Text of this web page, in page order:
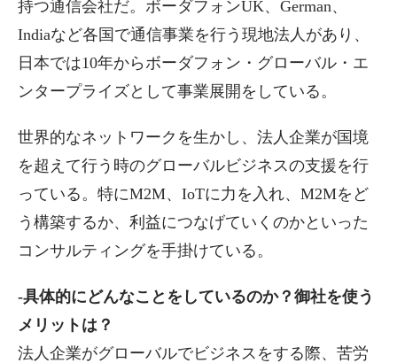
持つ通信会社だ。ボーダフォンUK、German、
Indiaなど各国で通信事業を行う現地法人があり、
日本では10年からボーダフォン・グローバル・エ
ンタープライズとして事業展開をしている。
世界的なネットワークを生かし、法人企業が国境
を超えて行う時のグローバルビジネスの支援を行
っている。特にM2M、IoTに力を入れ、M2Mをど
う構築するか、利益につなげていくのかといった
コンサルティングを手掛けている。
-具体的にどんなことをしているのか？御社を使う
メリットは？
法人企業がグローバルでビジネスをする際、苦労